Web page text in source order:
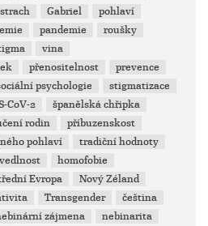
strach Gabriel
pohlaví
pandemie
roušky
vina
přenositelnost
prevence
psychologie
stigmatizace
CoV-2
španělská chřipka
rodin
příbuzenskost
pohlaví
tradiční hodnoty
homofobie
Evropa
Nový Zéland
Transgender
čeština
zájmena
nebinarita